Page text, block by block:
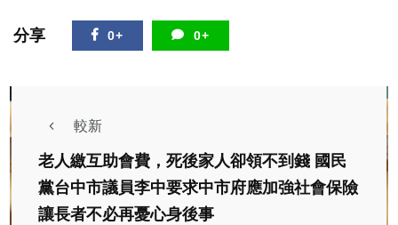
分享 0+ 0+
較新
老人繳互助會費，死後家人卻領不到錢 國民
黨台中市議員李中要求中市府應加強社會保險
讓長者不必再憂心身後事